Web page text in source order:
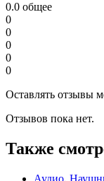
0.0 общее
0
0
0
0
0
Оставлять отзывы
Отзывов пока нет.
Также
Аудио,